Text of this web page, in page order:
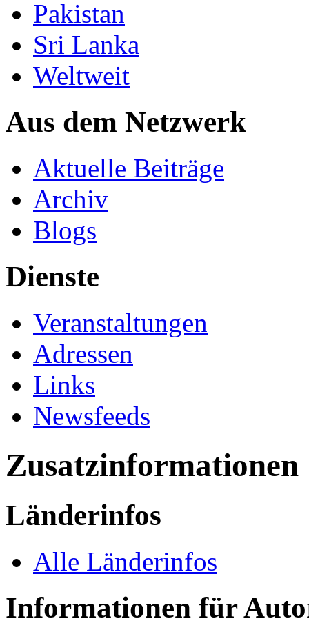
Pakistan
Sri Lanka
Weltweit
Aus dem Netzwerk
Aktuelle Beiträge
Archiv
Blogs
Dienste
Veranstaltungen
Adressen
Links
Newsfeeds
Zusatzinformationen
Länderinfos
Alle Länderinfos
Informationen für